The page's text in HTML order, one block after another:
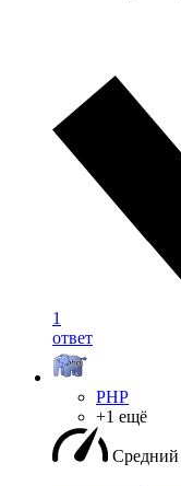
1
ответ
PHP
+1 ещё
Средний